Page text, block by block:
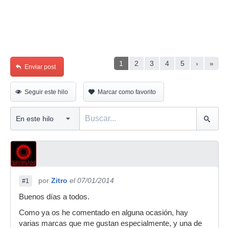
1 2 3 4 5 › »
Enviar post
Seguir este hilo Marcar como favorito
#1 por Zitro el 07/01/2014
Buenos días a todos.
Como ya os he comentado en alguna ocasión, hay
varias marcas que me gustan especialmente, y una de